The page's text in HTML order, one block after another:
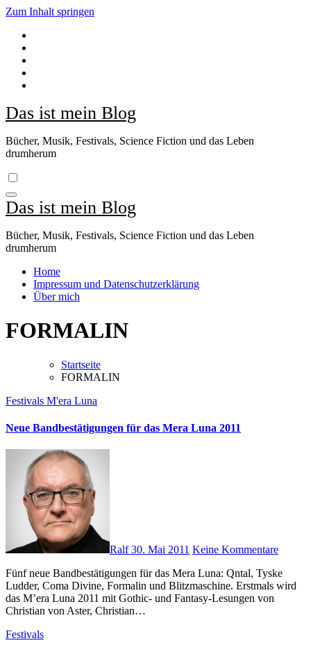
Zum Inhalt springen
Das ist mein Blog
Bücher, Musik, Festivals, Science Fiction und das Leben
drumherum
Das ist mein Blog
Bücher, Musik, Festivals, Science Fiction und das Leben
drumherum
Home
Impressum und Datenschutzerklärung
Über mich
FORMALIN
Startseite
FORMALIN
Festivals M'era Luna
Neue Bandbestätigungen für das Mera Luna 2011
Ralf30. Mai 2011 Keine Kommentare
Fünf neue Bandbestätigungen für das Mera Luna: Qntal, Tyske
Ludder, Coma Divine, Formalin und Blitzmaschine. Erstmals wird
das M’era Luna 2011 mit Gothic- und Fantasy-Lesungen von
Christian von Aster, Christian…
Festivals